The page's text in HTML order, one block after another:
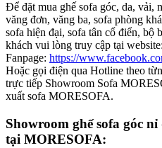
Để đặt mua ghế sofa góc, da, vải,
văng đơn, văng ba, sofa phòng
sofa hiện đại, sofa tân cổ điển, bộ
khách vui lòng truy cập tại website:
Fanpage: https://
Hoặc gọi điện qua Hotline theo
trực tiếp Showroom Sofa
xuất sofa MORESOFA.
Showroom ghế sofa góc
tại MORESOFA: